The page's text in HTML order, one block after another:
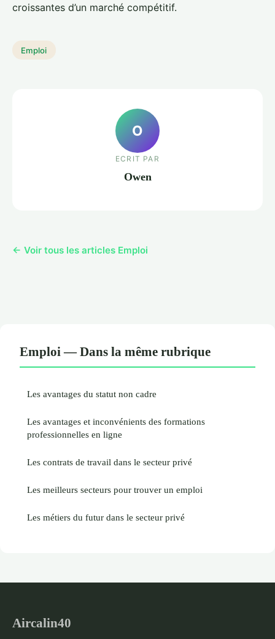
croissantes d’un marché compétitif.
Emploi
O
ECRIT PAR
Owen
← Voir tous les articles Emploi
Emploi — Dans la même rubrique
Les avantages du statut non cadre
Les avantages et inconvénients des formations
professionnelles en ligne
Les contrats de travail dans le secteur privé
Les meilleurs secteurs pour trouver un emploi
Les métiers du futur dans le secteur privé
Aircalin40